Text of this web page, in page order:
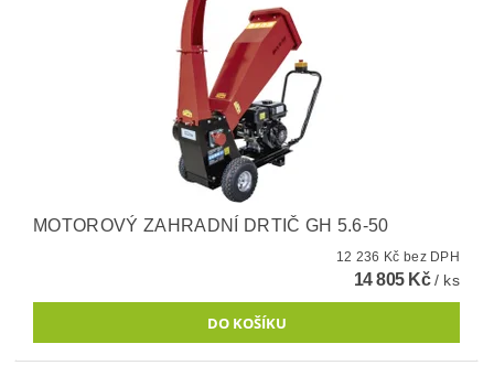
MOTOROVÝ ZAHRADNÍ DRTIČ GH 5.6-50
12 236 Kč bez DPH
14 805 Kč/ ks